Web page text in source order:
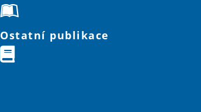
Ostatní publikace